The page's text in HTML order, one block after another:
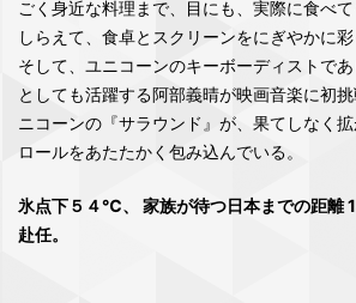
ごく身近な料理まで、目にも、実際に食べ
しらえて、食卓とスクリーンをにぎやかに彩
そして、ユニコーンのキーボーディストで
としても活躍する阿部義晴が映画音楽に初
ニコーンの『サラウンド』が、果てしなく
ロールをあたたかく包み込んでいる。
氷点下５４℃、 家族が待つ日本までの距離
赴任。